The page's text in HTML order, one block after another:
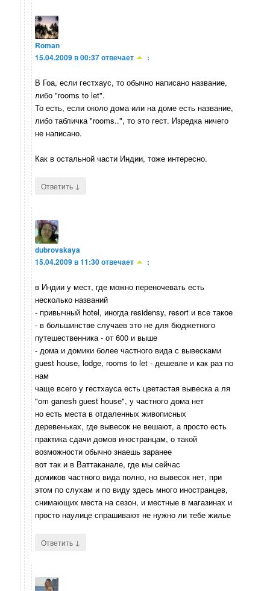
Roman
15.04.2009 в 00:37отвечает :
В Гоа, если гестхаус, то обычно написано название,
либо "rooms to let".
То есть, если около дома или на доме есть название,
либо табличка "rooms..", то это гест. Изредка ничего
не написано.
Как в остальной части Индии, тоже интересно.
Ответить ↓
dubrovskaya
15.04.2009 в 11:30отвечает :
в Индии у мест, где можно переночевать есть
несколько названий
- привычный hotel, иногда residensy, resort и все такое
- в большинстве случаев это не для бюджетного
путешественника - от 600 и выше
- дома и домики более частного вида с вывесками
guest house, lodge, rooms to let - дешевле и как раз по
нам
чаще всего у гестхауса есть цветастая вывеска а ля
"om ganesh guest house", у частного дома нет
но есть места в отдаленных живописных
деревеньках, где вывесок не вешают, а просто есть
практика сдачи домов иностранцам, о такой
возможности обычно знаешь заранее
вот так и в Ваттаканале, где мы сейчас
домиков частного вида полно, но вывесок нет, при
этом по слухам и по виду здесь много иностранцев,
снимающих места на сезон, и местные в магазинах и
просто наулице спрашивают не нужно ли тебе жилье
Ответить ↓